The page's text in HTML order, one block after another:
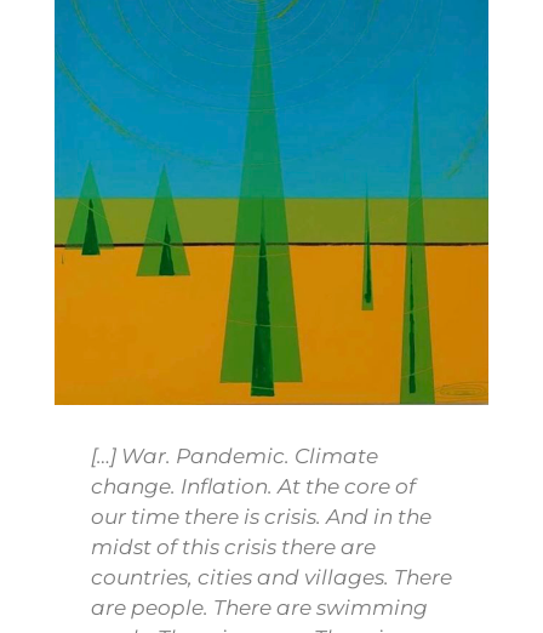
[…] War. Pandemic. Climate
change. Inflation. At the core of
our time there is crisis. And in the
midst of this crisis there are
countries, cities and villages. There
are people. There are swimming